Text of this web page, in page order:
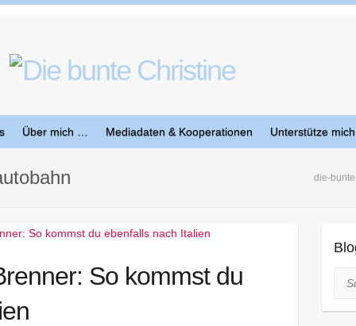
Über mich … Mediadaten & Kooperationen Unterstütze mich
die-
So kommst du